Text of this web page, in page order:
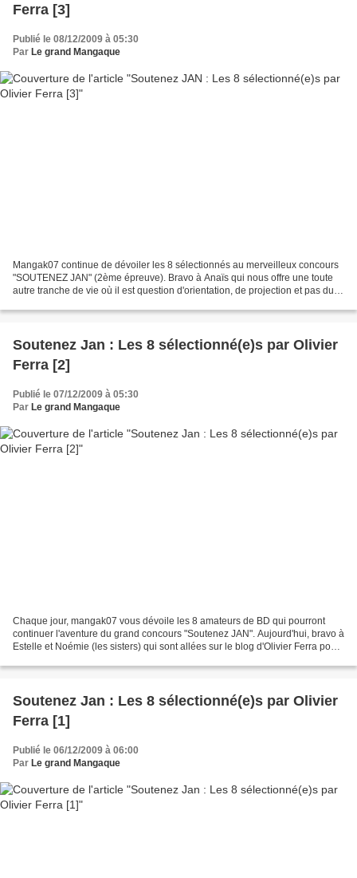
Ferra [3]
Publié le 08/12/2009 à 05:30
Par Le grand Mangaque
Mangak07 continue de dévoiler les 8 sélectionnés au merveilleux concours
"SOUTENEZ JAN" (2ème épreuve). Bravo à Anaïs qui nous offre une toute
autre tranche de vie où il est question d'orientation, de projection et pas du
Soutenez Jan : Les 8 sélectionné(e)s par Olivier
Ferra [2]
Publié le 07/12/2009 à 05:30
Par Le grand Mangaque
Chaque jour, mangak07 vous dévoile les 8 amateurs de BD qui pourront
continuer l'aventure du grand concours "Soutenez JAN". Aujourd'hui, bravo à
Estelle et Noémie (les sisters) qui sont allées sur le blog d'Olivier Ferra pour
Soutenez Jan : Les 8 sélectionné(e)s par Olivier
Ferra [1]
Publié le 06/12/2009 à 06:00
Par Le grand Mangaque